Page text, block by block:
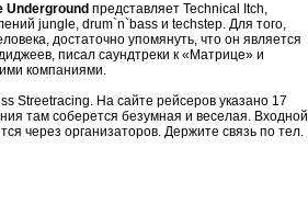
Underground представляет Technical Itch,
jungle, drum`n`bass и techstep. Для того,
достаточно упомянуть, что он является
писал саундтреки к «Матрице» и
компаниями.
Streetracing. На сайте рейсеров указано 17
там соберется безумная и веселая. Входной
через организаторов. Держите связь по тел.